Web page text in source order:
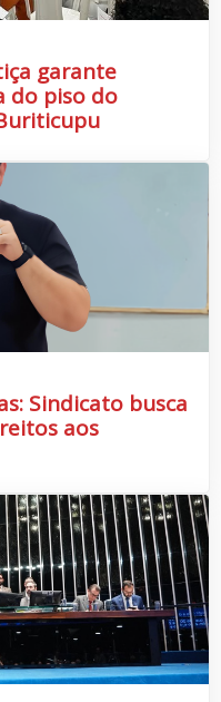
garante
do piso do
Sindicato busca
aos